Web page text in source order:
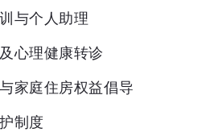
与个人助理
心理健康转诊
家庭住房权益倡导
制度